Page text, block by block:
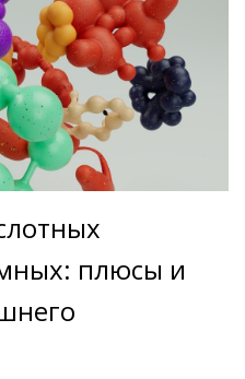
плюсы и